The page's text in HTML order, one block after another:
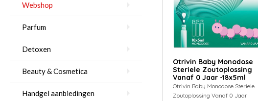
Webshop
Parfum
Detoxen
Beauty & Cosmetica
Handgel aanbiedingen
Otrivin Baby Monodose
Steriele Zoutoplossing
Vanaf 0 Jaar -18x5ml
Otrivin Baby Monodose Steriele
Zoutoplossing Vanaf 0 Jaar